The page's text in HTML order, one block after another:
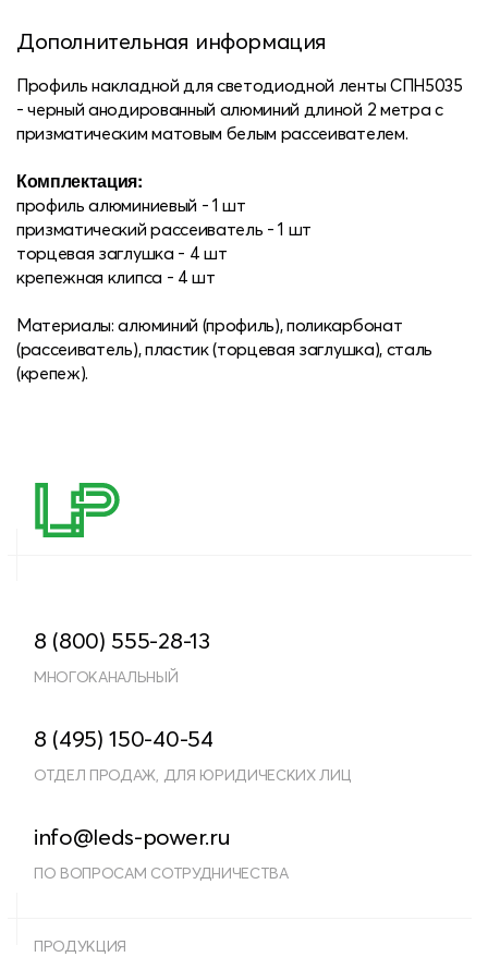
Дополнительная информация
Профиль накладной для светодиодной ленты СПН5035
- черный анодированный алюминий длиной 2 метра с
призматическим матовым белым рассеивателем.
Комплектация:
профиль алюминиевый - 1 шт
призматический рассеиватель - 1 шт
торцевая заглушка - 4 шт
крепежная клипса - 4 шт
Материалы: алюминий (профиль), поликарбонат
(рассеиватель), пластик (торцевая заглушка), сталь
(крепеж).
8 (800) 555-28-13
МНОГОКАНАЛЬНЫЙ
8 (495) 150-40-54
ОТДЕЛ ПРОДАЖ, ДЛЯ ЮРИДИЧЕСКИХ ЛИЦ
info@leds-power.ru
ПО ВОПРОСАМ СОТРУДНИЧЕСТВА
ПРОДУКЦИЯ